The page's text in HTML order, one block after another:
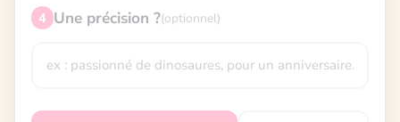
4 Une précision ?(optionnel)